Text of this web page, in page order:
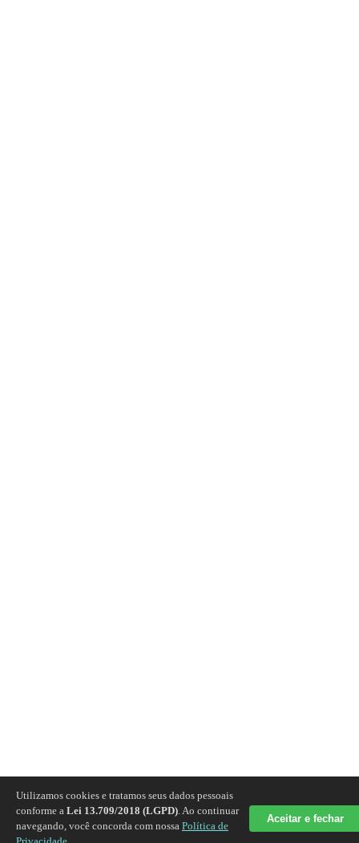
Utilizamos cookies e tratamos seus dados pessoais
conforme a Lei 13.709/2018 (LGPD). Ao continuar
navegando, você concorda com nossa Política de
Aceitar e fechar